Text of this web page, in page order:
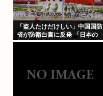
「盗人たけだけしい」中国国防
省が防衛白書に反発 「日本の
新型軍国主義」と批判